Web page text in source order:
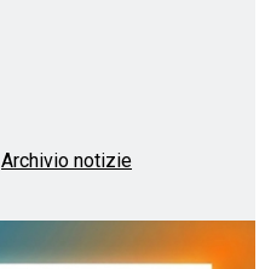
Archivio notizie